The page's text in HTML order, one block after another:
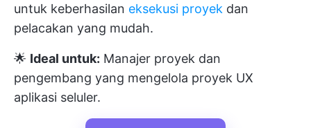
untuk keberhasilan eksekusi proyek dan
pelacakan yang mudah.
🌟 Ideal untuk: Manajer proyek dan
pengembang yang mengelola proyek UX
aplikasi seluler.